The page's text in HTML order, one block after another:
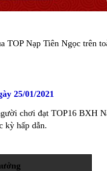
Nạp Tiên Ngọc trên
25/01/2021
chơi đạt TOP16 BXH
kỳ hấp dẫn.